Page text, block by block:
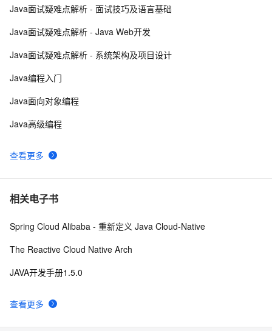
8 poj-1503-java大数相加
10java 中的多线程   内部类实现 数据共享 和 Runnable
查看更多
Java面试疑难点解析 - 面试技巧及语言基础
Java面试疑难点解析 - Java Web开发
Java面试疑难点解析 - 系统架构及项目设计
Java编程入门
Java面向对象编程
Java高级编程
相关电子书
查看更多
Spring Cloud Alibaba - 重新定义 Java Cloud-Native
The Reactive Cloud Native Arch
JAVA开发手册1.5.0